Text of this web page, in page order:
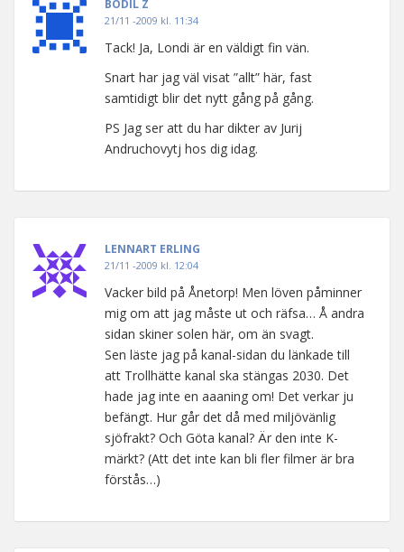
BODIL Z
21/11 -2009 kl. 11:34
Tack! Ja, Londi är en väldigt fin vän.
Snart har jag väl visat ”allt” här, fast
samtidigt blir det nytt gång på gång.
PS Jag ser att du har dikter av Jurij
Andruchovytj hos dig idag.
LENNART ERLING
21/11 -2009 kl. 12:04
Vacker bild på Ånetorp! Men löven påminner
mig om att jag måste ut och räfsa… Å andra
sidan skiner solen här, om än svagt.
Sen läste jag på kanal-sidan du länkade till
att Trollhätte kanal ska stängas 2030. Det
hade jag inte en aaaning om! Det verkar ju
befängt. Hur går det då med miljövänlig
sjöfrakt? Och Göta kanal? Är den inte K-
märkt? (Att det inte kan bli fler filmer är bra
förstås…)